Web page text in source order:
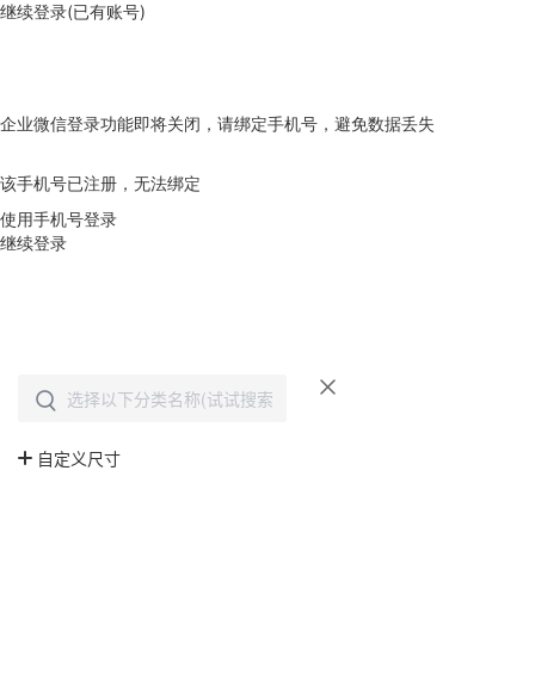
继续登录(已有账号)
企业微信登录功能即将关闭，请绑定手机号，避免数据丢失
该手机号已注册，无法绑定
使用手机号登录
继续登录